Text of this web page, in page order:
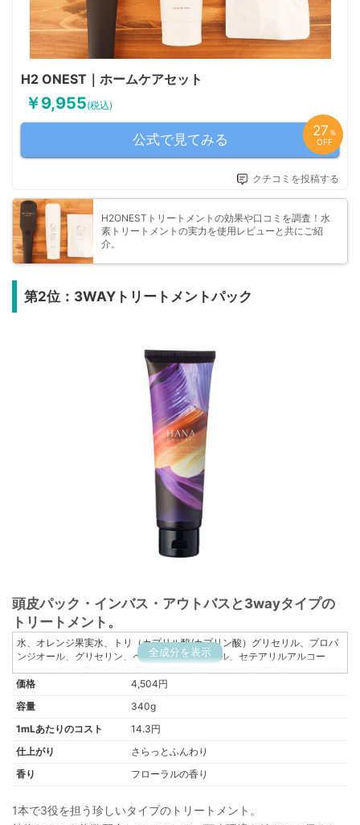
H2 ONEST｜ホームケアセット
￥9,955(税込)
公式で見てみる
27 ％
OFF
クチコミを投稿する
H2ONESTトリートメントの効果や口コミを調査！水
素トリートメントの実力を使用レビューと共にご紹
介。
第2位：3WAYトリートメントパック
頭皮パック・インバス・アウトバスと3wayタイプの
トリートメント。
全成分を表示
水、オレンジ果実水、トリ（カプリル酸/カプリン酸）グリセリル、プロパ
ンジオール、グリセリン、ペンチレングリコール、セテアリルアルコー
ルカンオリゴサッカリド、ドクダミエキス、センブリエキス、キハダ樹皮
フユボダイジュ花エキス、マンダリンオレンジ果皮エキス、アーチチョー
ク葉エキス、ローズマリー葉エキス、カミツレ花エキス、ツボクサエキ
ス、イタドリ根エキス、オウゴン根エキス、カンゾウ根エキス、チャ葉エ
キス、クランベアビシニカ種子油フィトステロールエステルズ、シア脂、
ナギ樹皮エキス、ダマスクバラ花油、ニオイテンジクアオイ油、ベルガモ
オレンジ果皮油、チョウジ葉油、レモン果皮油、ヒマシ油、イソステアリ
ン酸水添ヒマシ油、水添ヒマシ油、カルナウバロウ、ミツロウ、水添オリ
価格
4,504円
容量
340g
1mLあたりのコスト
14.3円
仕上がり
さらっとふんわり
香り
フローラルの香り
1本で3役を担う珍しいタイプのトリートメント。